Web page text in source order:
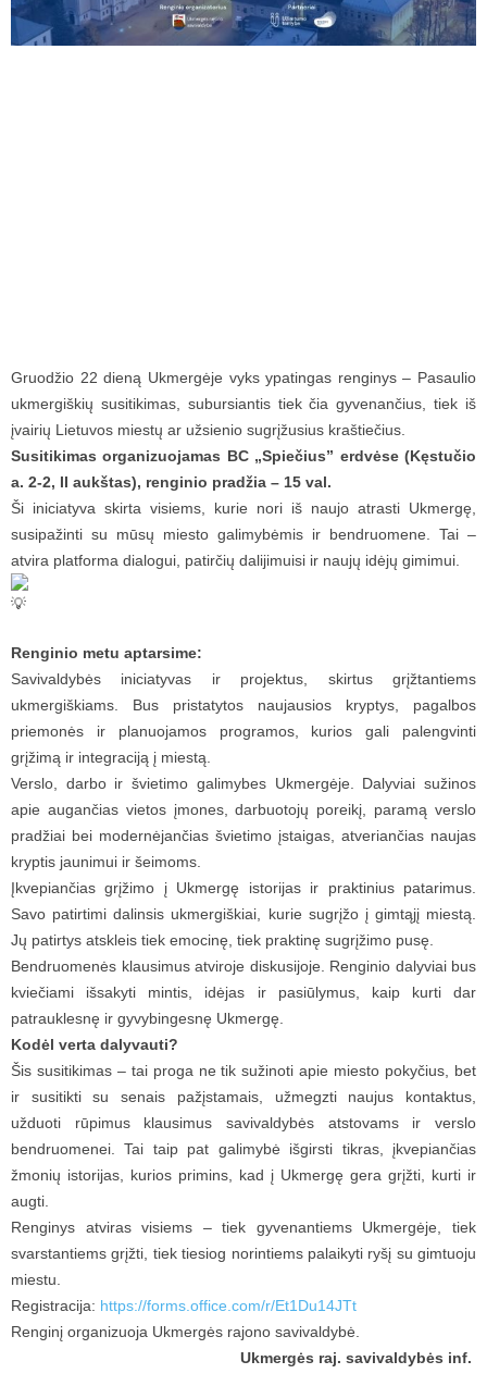
Gruodžio 22 dieną Ukmergėje vyks ypatingas renginys – Pasaulio
ukmergiškių susitikimas, subursiantis tiek čia gyvenančius, tiek iš
įvairių Lietuvos miestų ar užsienio sugrįžusius kraštiečius.
Susitikimas organizuojamas BC „Spiečius” erdvėse (Kęstučio
a. 2-2, II aukštas), renginio pradžia – 15 val.
Ši iniciatyva skirta visiems, kurie nori iš naujo atrasti Ukmergę,
susipažinti su mūsų miesto galimybėmis ir bendruomene. Tai –
atvira platforma dialogui, patirčių dalijimuisi ir naujų idėjų gimimui.
Renginio metu aptarsime:
Savivaldybės iniciatyvas ir projektus, skirtus grįžtantiems
ukmergiškiams. Bus pristatytos naujausios kryptys, pagalbos
priemonės ir planuojamos programos, kurios gali palengvinti
grįžimą ir integraciją į miestą.
Verslo, darbo ir švietimo galimybes Ukmergėje. Dalyviai sužinos
apie augančias vietos įmones, darbuotojų poreikį, paramą verslo
pradžiai bei modernėjančias švietimo įstaigas, atveriančias naujas
kryptis jaunimui ir šeimoms.
Įkvepiančias grįžimo į Ukmergę istorijas ir praktinius patarimus.
Savo patirtimi dalinsis ukmergiškiai, kurie sugrįžo į gimtąjį miestą.
Jų patirtys atskleis tiek emocinę, tiek praktinę sugrįžimo pusę.
Bendruomenės klausimus atviroje diskusijoje. Renginio dalyviai bus
kviečiami išsakyti mintis, idėjas ir pasiūlymus, kaip kurti dar
patrauklesnę ir gyvybingesnę Ukmergę.
Kodėl verta dalyvauti?
Šis susitikimas – tai proga ne tik sužinoti apie miesto pokyčius, bet
ir susitikti su senais pažįstamais, užmegzti naujus kontaktus,
užduoti rūpimus klausimus savivaldybės atstovams ir verslo
bendruomenei. Tai taip pat galimybė išgirsti tikras, įkvepiančias
žmonių istorijas, kurios primins, kad į Ukmergę gera grįžti, kurti ir
augti.
Renginys atviras visiems – tiek gyvenantiems Ukmergėje, tiek
svarstantiems grįžti, tiek tiesiog norintiems palaikyti ryšį su gimtuoju
miestu.
Registracija: https://forms.office.com/r/Et1Du14JTt
Renginį organizuoja Ukmergės rajono savivaldybė.
Ukmergės raj. savivaldybės inf.